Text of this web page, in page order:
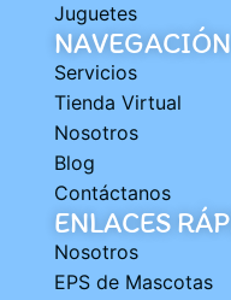
Juguetes
NAVEGACIÓN
Servicios
Tienda Virtual
Nosotros
Blog
Contáctanos
ENLACES
Nosotros
EPS de Mascotas